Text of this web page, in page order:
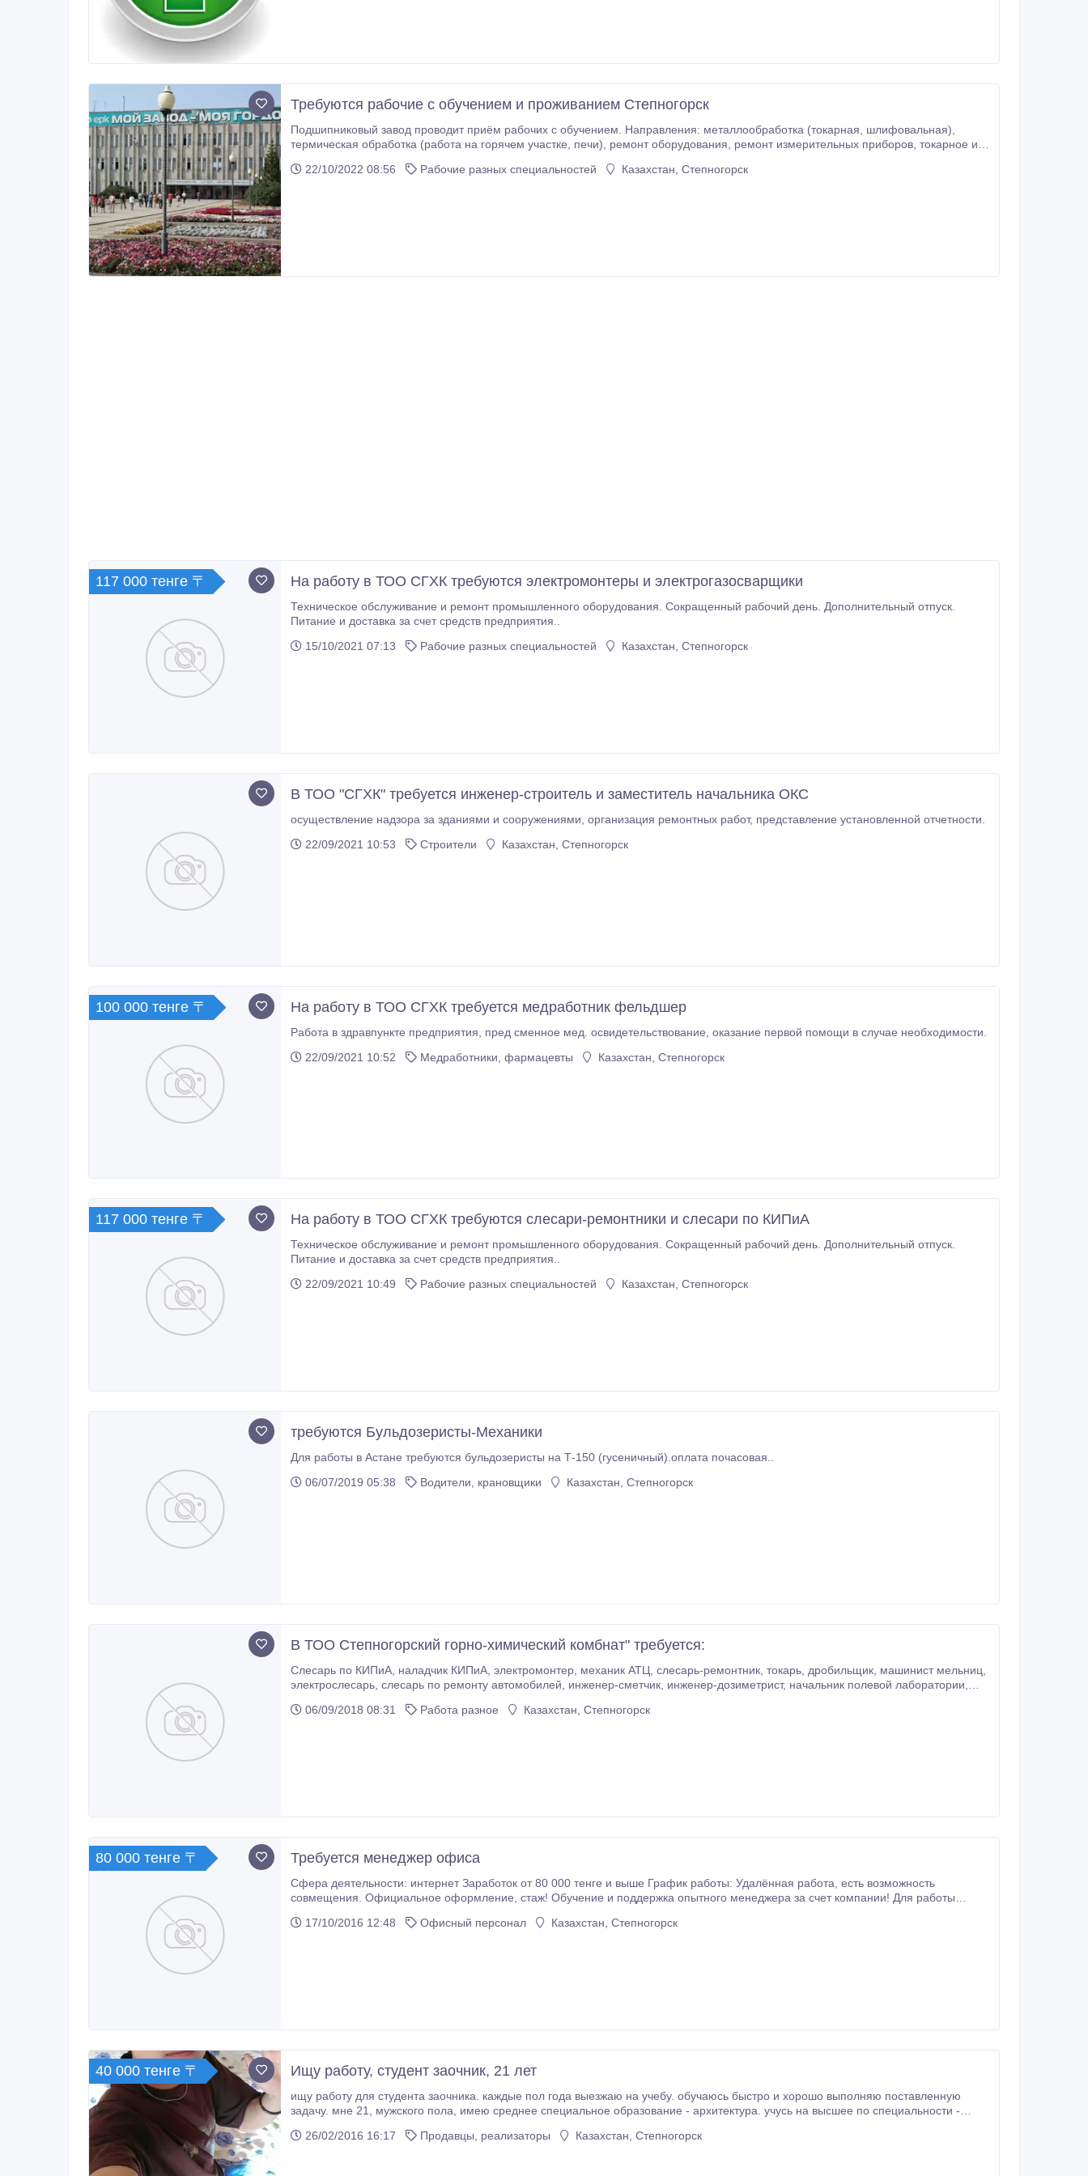
Требуются рабочие с обучением и проживанием Степногорск
Подшипниковый завод проводит приём рабочих с обучением. Направления: металлообработка (токарная, шлифовальная),
термическая обработка (работа на горячем участке, печи), ремонт оборудования, ремонт измерительных приборов, токарное и
22/10/2022 08:56
Рабочие разных специальностей Казахстан, Степногорск
117 000 тенге 〒 На работу в ТОО СГХК требуются электромонтеры и электрогазосварщики
Техническое обслуживание и ремонт промышленного оборудования. Сокращенный рабочий день. Дополнительный отпуск.
Питание и доставка за счет средств предприятия..
15/10/2021 07:13
Рабочие разных специальностей Казахстан, Степногорск
В ТОО "СГХК" требуется инженер-строитель и заместитель начальника ОКС
осуществление надзора за зданиями и сооружениями, организация ремонтных работ, представление установленной отчетности.
22/09/2021 10:53
Строители Казахстан, Степногорск
100 000 тенге 〒 На работу в ТОО СГХК требуется медработник фельдшер
Работа в здравпункте предприятия, пред сменное мед. освидетельствование, оказание первой помощи в случае необходимости.
22/09/2021 10:52
Медработники, фармацевты Казахстан, Степногорск
117 000 тенге 〒 На работу в ТОО СГХК требуются слесари-ремонтники и слесари по КИПиА
Техническое обслуживание и ремонт промышленного оборудования. Сокращенный рабочий день. Дополнительный отпуск.
Питание и доставка за счет средств предприятия..
22/09/2021 10:49
Рабочие разных специальностей Казахстан, Степногорск
требуются Бульдозеристы-Механики
Для работы в Астане требуются бульдозеристы на Т-150 (гусеничный).оплата почасовая..
06/07/2019 05:38
Водители, крановщики Казахстан, Степногорск
В ТОО Степногорский горно-химический комбнат" требуется:
Слесарь по КИПиА, наладчик КИПиА, электромонтер, механик АТЦ, слесарь-ремонтник, токарь, дробильщик, машинист мельниц,
электрослесарь, слесарь по ремонту автомобилей, инженер-сметчик, инженер-дозиметрист, начальник полевой лаборатории,
06/09/2018 08:31
Работа разное Казахстан, Степногорск
80 000 тенге 〒 Требуется менеджер офиса
Сфера деятельности: интернет Заработок от 80 000 тенге и выше График работы: Удалённая работа, есть возможность
совмещения. Официальное оформление, стаж! Обучение и поддержка опытного менеджера за счет компании! Для работы
17/10/2016 12:48
Офисный персонал Казахстан, Степногорск
40 000 тенге 〒 Ищу работу, студент заочник, 21 лет
ищу работу для студента заочника. каждые пол года выезжаю на учебу. обучаюсь быстро и хорошо выполняю поставленную
задачу. мне 21, мужского пола, имею среднее специальное образование - архитектура. учусь на высшее по специальности -
26/02/2016 16:17
Продавцы, реализаторы Казахстан, Степногорск